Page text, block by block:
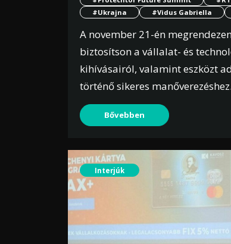
#Ukrajna
#Vidus Gabriella
A november 21-én
biztosítson a vállalat- és
kihívásairól, valamint eszközt
történő sikeres manőverezéshez.
Bővebben
Interjúk